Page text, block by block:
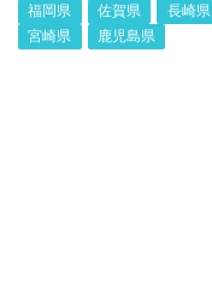
福岡県 佐賀県 長崎県
宮崎県
鹿児島県